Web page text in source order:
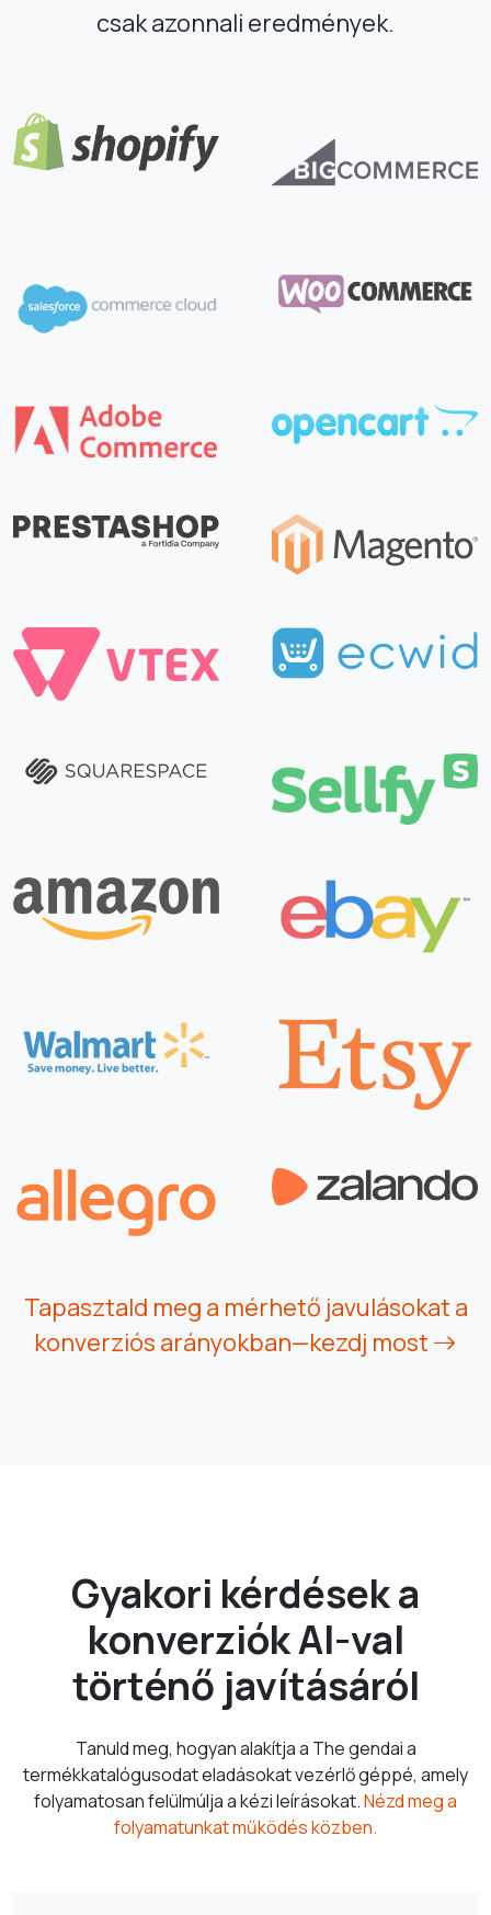
csak azonnali eredmények.
Tapasztald meg a mérhető javulásokat a
konverziós arányokban—kezdj most
Gyakori kérdések a
konverziók AI-val
történő javításáról
Tanuld meg, hogyan alakítja a The gendai a
termékkatalógusodat eladásokat vezérlő géppé, amely
folyamatosan felülmúlja a kézi leírásokat.Nézd meg a
folyamatunkat működés közben.